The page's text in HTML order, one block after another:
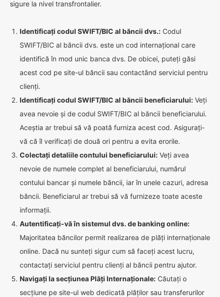
sigure la nivel transfrontalier.
Identificați codul SWIFT/BIC al băncii dvs.: Codul
SWIFT/BIC al băncii dvs. este un cod internațional care
identifică în mod unic banca dvs. De obicei, puteți găsi
acest cod pe site-ul băncii sau contactând serviciul pentru
clienți.
Identificați codul SWIFT/BIC al băncii beneficiarului: Veți
avea nevoie și de codul SWIFT/BIC al băncii beneficiarului.
Aceștia ar trebui să vă poată furniza acest cod. Asigurați-
vă că îl verificați de două ori pentru a evita erorile.
Colectați detaliile contului beneficiarului: Veți avea
nevoie de numele complet al beneficiarului, numărul
contului bancar și numele băncii, iar în unele cazuri, adresa
băncii. Beneficiarul ar trebui să vă furnizeze toate aceste
informații.
Autentificați-vă în sistemul dvs. de banking online:
Majoritatea băncilor permit realizarea de plăți internaționale
online. Dacă nu sunteți sigur cum să faceți acest lucru,
contactați serviciul pentru clienți al băncii pentru ajutor.
Navigați la secțiunea Plăți Internaționale: Căutați o
secțiune pe site-ul web dedicată plăților sau transferurilor